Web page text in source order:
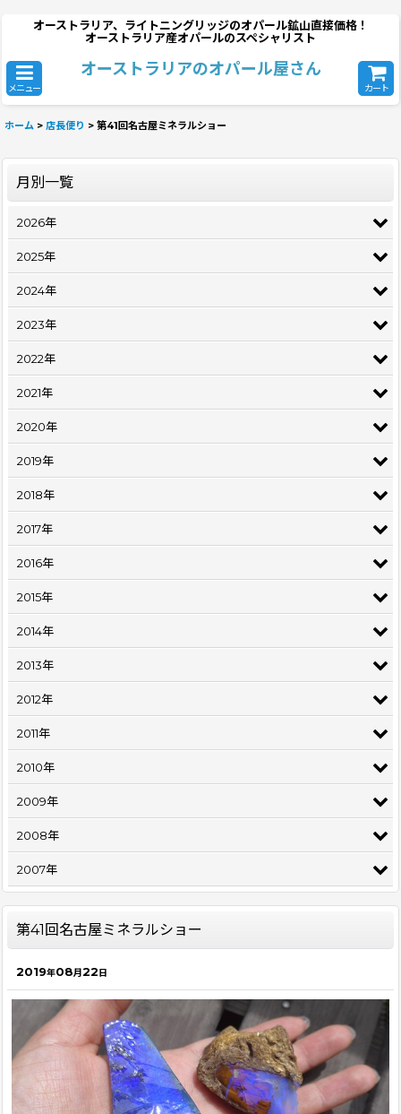
オーストラリア、ライトニングリッジのオパール鉱山直接価格！
オーストラリア産オパールのスペシャリスト
メニュー
オーストラリアのオパール屋さん
カート
ホーム > 店長便り > 第41回名古屋ミネラルショー
第41回名古屋ミネラルショー
2019年08月22日
月別一覧
2026年
2025年
2024年
2023年
2022年
2021年
2020年
2019年
2018年
2017年
2016年
2015年
2014年
2013年
2012年
2011年
2010年
2009年
2008年
2007年